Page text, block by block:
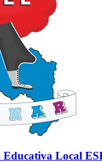
Educativa Local